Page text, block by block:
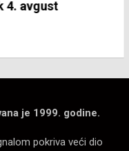
avgust
je 1999. godine.
pokriva veći dio